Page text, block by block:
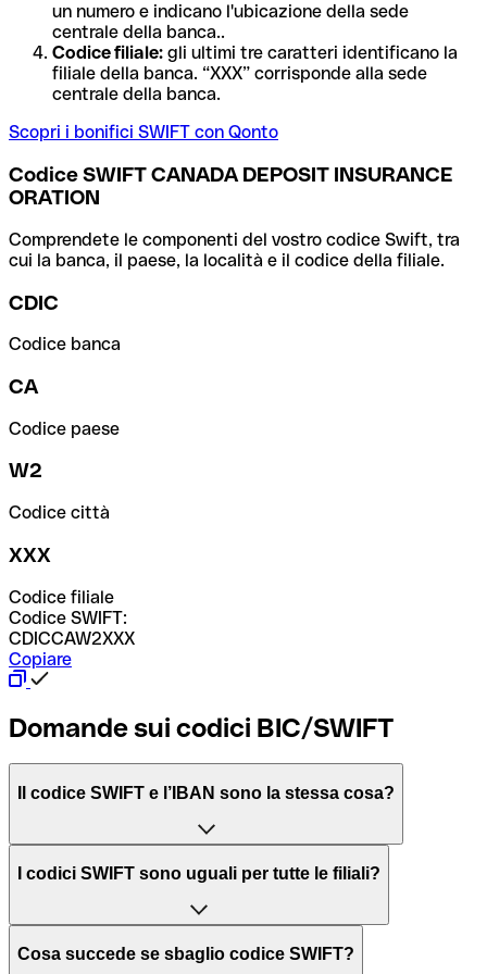
un numero e indicano l'ubicazione della sede
centrale della banca..
Codice filiale: gli ultimi tre caratteri identificano la
filiale della banca. “XXX” corrisponde alla sede
centrale della banca.
Scopri i bonifici SWIFT con Qonto
Codice SWIFT CANADA DEPOSIT INSURANCE
ORATION
Comprendete le componenti del vostro codice Swift, tra
cui la banca, il paese, la località e il codice della filiale.
CDIC
Codice banca
CA
Codice paese
W2
Codice città
XXX
Codice filiale
Codice SWIFT:
CDICCAW2XXX
Copiare
Domande sui codici BIC/SWIFT
Il codice SWIFT e l’IBAN sono la stessa cosa?
L'acronimo SWIFT sta per “Society for Worldwide
per l’elaborazione dei pagamenti tra diversi Paesi.
I codici SWIFT sono uguali per tutte le filiali?
Dipende dalle banche. In alcuni casi le banche utilizzano
Cosa succede se sbaglio codice SWIFT?